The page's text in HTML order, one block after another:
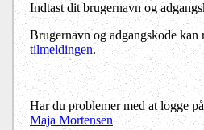
Indtast dit brugernavn og
Brugernavn og adgangskode kan
tilmeldingen.
Har du problemer med at logge
Maja Mortensen